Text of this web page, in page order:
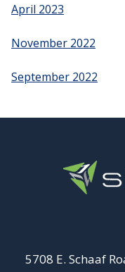
April 2023
November 2022
September 2022
5708 E. Schaaf